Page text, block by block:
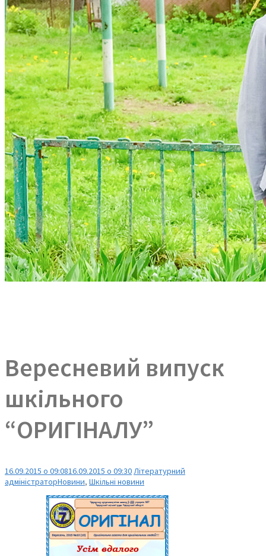
Вересневий випуск
шкільного
“ОРИГІНАЛУ”
16.09.2015 о 09:0816.09.2015 о 09:30Літературний
адміністраторНовини, Шкільні новини